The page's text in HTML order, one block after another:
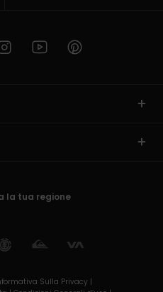
la tua regione
Sulla Privacy |